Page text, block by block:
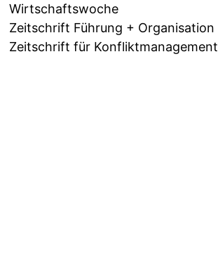
Wirtschaftswoche
Zeitschrift Führung + Organisation
Zeitschrift für Konfliktmanagement